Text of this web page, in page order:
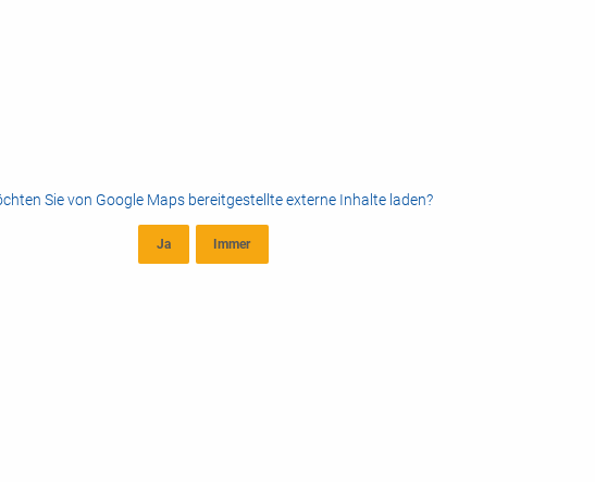
Sie von Google Mapsbereitgestellte externe Inhalte laden?
Ja Immer